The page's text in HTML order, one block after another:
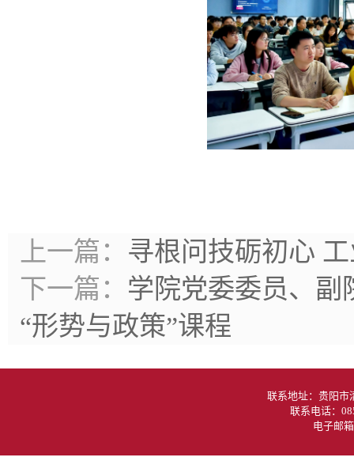
上一篇： 寻根问技砺初心
下一篇： 学院党委委员、副
“形势与政策”课程
联系地址：贵阳
联系电话：
电子邮